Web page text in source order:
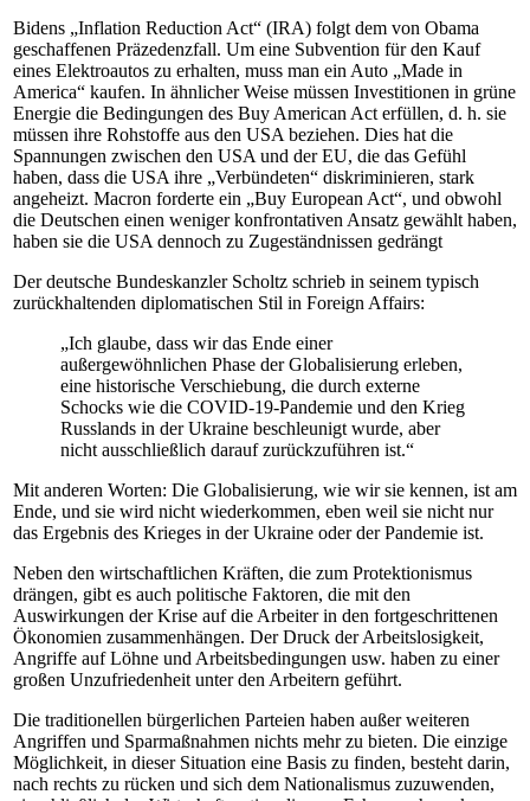
Bidens „Inflation Reduction Act“ (IRA) folgt dem von Obama
geschaffenen Präzedenzfall. Um eine Subvention für den Kauf
eines Elektroautos zu erhalten, muss man ein Auto „Made in
America“ kaufen. In ähnlicher Weise müssen Investitionen in grüne
Energie die Bedingungen des Buy American Act erfüllen, d. h. sie
müssen ihre Rohstoffe aus den USA beziehen. Dies hat die
Spannungen zwischen den USA und der EU, die das Gefühl
haben, dass die USA ihre „Verbündeten“ diskriminieren, stark
angeheizt. Macron forderte ein „Buy European Act“, und obwohl
die Deutschen einen weniger konfrontativen Ansatz gewählt haben,
haben sie die USA dennoch zu Zugeständnissen gedrängt
Der deutsche Bundeskanzler Scholtz schrieb in seinem typisch
zurückhaltenden diplomatischen Stil in Foreign Affairs:
„Ich glaube, dass wir das Ende einer
außergewöhnlichen Phase der Globalisierung erleben,
eine historische Verschiebung, die durch externe
Schocks wie die COVID-19-Pandemie und den Krieg
Russlands in der Ukraine beschleunigt wurde, aber
nicht ausschließlich darauf zurückzuführen ist.“
Mit anderen Worten: Die Globalisierung, wie wir sie kennen, ist am
Ende, und sie wird nicht wiederkommen, eben weil sie nicht nur
das Ergebnis des Krieges in der Ukraine oder der Pandemie ist.
Neben den wirtschaftlichen Kräften, die zum Protektionismus
drängen, gibt es auch politische Faktoren, die mit den
Auswirkungen der Krise auf die Arbeiter in den fortgeschrittenen
Ökonomien zusammenhängen. Der Druck der Arbeitslosigkeit,
Angriffe auf Löhne und Arbeitsbedingungen usw. haben zu einer
großen Unzufriedenheit unter den Arbeitern geführt.
Die traditionellen bürgerlichen Parteien haben außer weiteren
Angriffen und Sparmaßnahmen nichts mehr zu bieten. Die einzige
Möglichkeit, in dieser Situation eine Basis zu finden, besteht darin,
nach rechts zu rücken und sich dem Nationalismus zuzuwenden,